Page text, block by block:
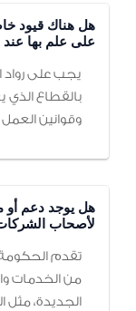
هل هناك قيود
على علم بها
يجب على رواد
بالقطاع الذي
وقوانين العمل
هل يوجد دعم أو
لأصحاب
تقدم الحكومة
من الخدمات
الجديدة، مثل